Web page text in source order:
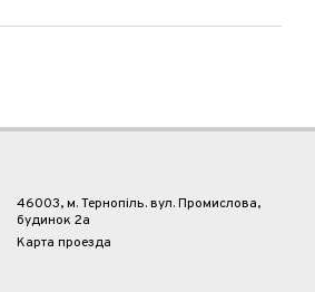
46003, м. Тернопіль. вул. Промислова,
будинок 2а
Карта проезда